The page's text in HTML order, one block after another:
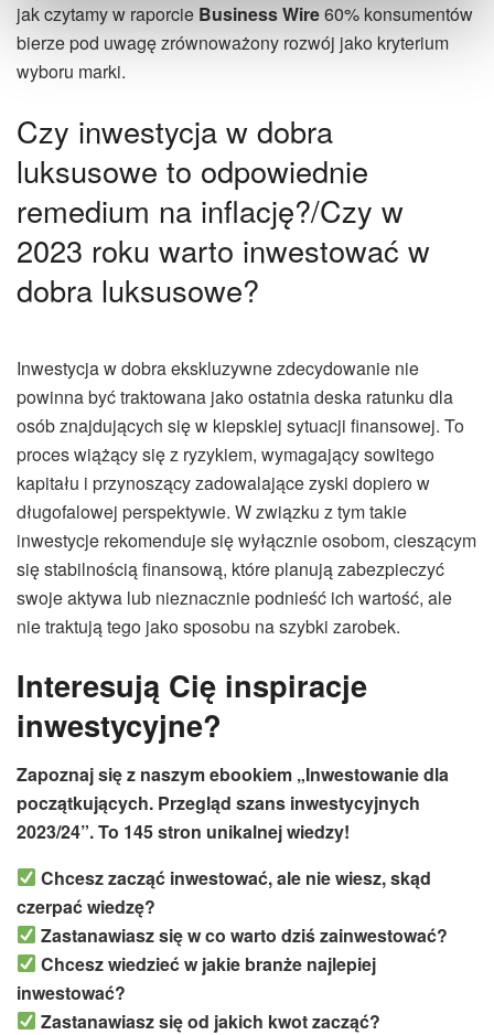
jak czytamy w raporcie Business Wire60% konsumentów
bierze pod uwagę zrównoważony rozwój jako kryterium
wyboru marki.
Czy inwestycja w dobra
luksusowe to odpowiednie
remedium na inflację?/Czy w
2023 roku warto inwestować w
dobra luksusowe?
Inwestycja w dobra ekskluzywne zdecydowanie nie
powinna być traktowana jako ostatnia deska ratunku dla
osób znajdujących się w kiepskiej sytuacji finansowej. To
proces wiążący się z ryzykiem, wymagający sowitego
kapitału i przynoszący zadowalające zyski dopiero w
długofalowej perspektywie. W związku z tym takie
inwestycje rekomenduje się wyłącznie osobom, cieszącym
się stabilnością finansową, które planują zabezpieczyć
swoje aktywa lub nieznacznie podnieść ich wartość, ale
nie traktują tego jako sposobu na szybki zarobek.
Interesują Cię inspiracje
inwestycyjne?
Zapoznaj się z naszym ebookiem „Inwestowanie dla
początkujących. Przegląd szans inwestycyjnych
2023/24”. To 145 stron unikalnej wiedzy!
Chcesz zacząć inwestować, ale nie wiesz, skąd
czerpać wiedzę?
Zastanawiasz się w co warto dziś zainwestować?
Chcesz wiedzieć w jakie branże najlepiej
inwestować?
Zastanawiasz się od jakich kwot zacząć?